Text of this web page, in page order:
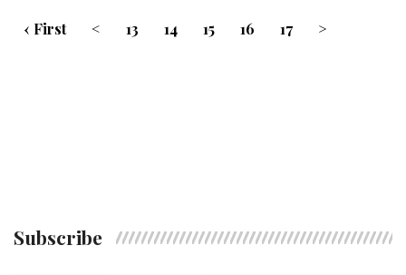
‹ First < 13 14 15 16 17 >
Subscribe